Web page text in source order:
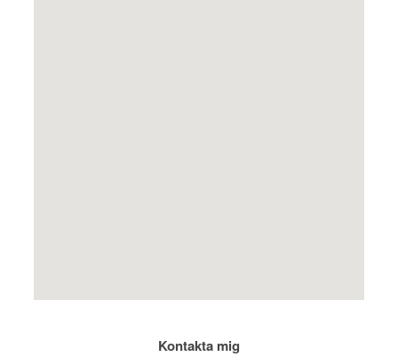
Kontakta mig